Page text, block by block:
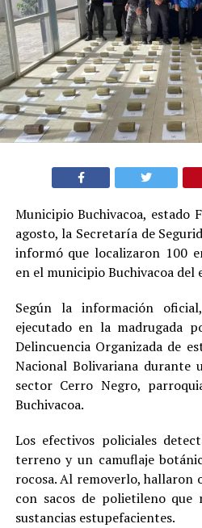
Municipio Buchivacoa, estado
agosto, la Secretaría de
informó que localizaron 100
en el municipio Buchivacoa del
Según la información
ejecutado en la madrugada
Delincuencia Organizada de
Nacional Bolivariana
sector Cerro Negro,
Buchivacoa.
Los efectivos policiales
terreno y un camuflaje
rocosa. Al removerlo, hallaron
con sacos de polietileno que
sustancias estupefacientes.